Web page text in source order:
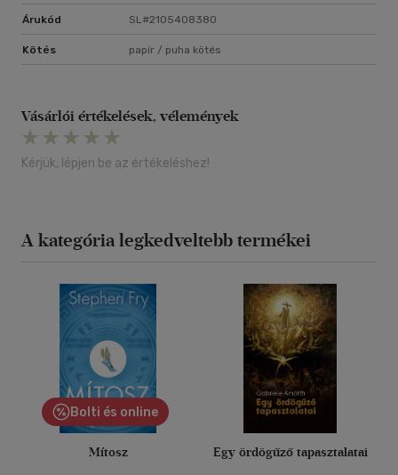
Árukód SL#2105408380
Kötés papír / puha kötés
Vásárlói értékelések, vélemények
Kérjük, lépjen be az értékeléshez!
A kategória legkedveltebb termékei
Bolti és online
Mítosz Egy ördögűző tapasztalatai